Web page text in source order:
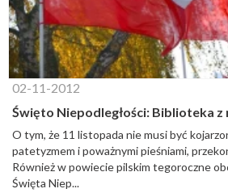
02-11-2012
Święto Niepodległości: Biblioteka z
O tym, że 11 listopada nie musi być
patetyzmem i poważnymi pieśniami,
Również w powiecie pilskim tegoroczne
Święta Niep...